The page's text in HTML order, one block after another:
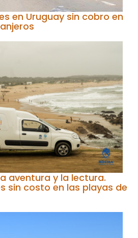
en Uruguay sin cobro en
aventura y la lectura.
sin costo en las playas de